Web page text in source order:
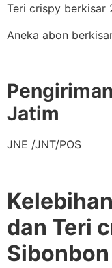
Teri crispy berkisar
Aneka abon
Jatim
JNE /JNT/POS
dan Teri
Sibonbon